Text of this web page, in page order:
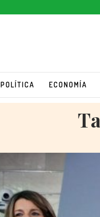
POLÍTICA ECONOMÍA